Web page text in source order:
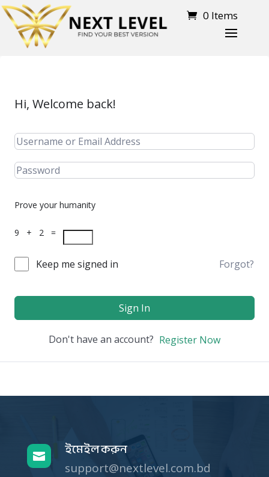
0 Items
Hi, Welcome back!
Prove your humanity
9 + 2 =
Keep me signed in Forgot?
Sign In
Don't have an account? Register Now
 ইমেইল করুন
support@nextlevel.com.bd